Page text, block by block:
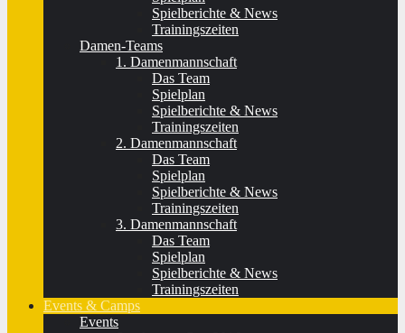
Spielberichte & News
Trainingszeiten
Damen-Teams
1. Damenmannschaft
Das Team
Spielplan
Spielberichte & News
Trainingszeiten
2. Damenmannschaft
Das Team
Spielplan
Spielberichte & News
Trainingszeiten
3. Damenmannschaft
Das Team
Spielplan
Spielberichte & News
Trainingszeiten
Events & Camps
Events